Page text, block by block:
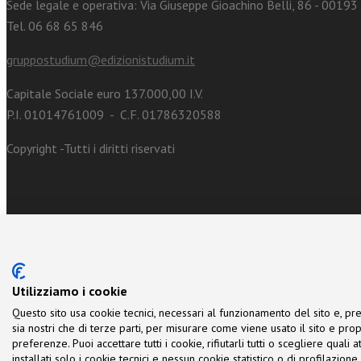
Sede legale e operativa: Via Giuseppe Gioachino Belli, 86 - 00193
Tel. 06 68 65 846
gruppostudium@edizionistudium.it
Capitale Sociale euro 137.000,00 I.V.
P.I. 01014761009 - C.F. 01786320588
Copyright -Tutti i diritti riservati
Utilizziamo i cookie
Questo sito usa cookie tecnici, necessari al funzionamento del sito e,
sia nostri che di terze parti, per misurare come viene usato il sito e
preferenze. Puoi accettare tutti i cookie, rifiutarli tutti o scegliere quali